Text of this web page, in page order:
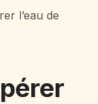
l’eau de